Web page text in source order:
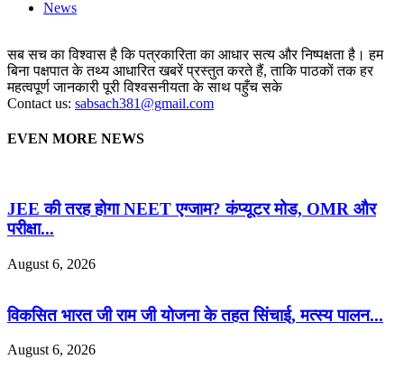
News
सब सच का विश्वास है कि पत्रकारिता का आधार सत्य और निष्पक्षता है। हम
बिना पक्षपात के तथ्य आधारित खबरें प्रस्तुत करते हैं, ताकि पाठकों तक हर
महत्वपूर्ण जानकारी पूरी विश्वसनीयता के साथ पहुँच सके
Contact us: sabsach381@gmail.com
EVEN MORE NEWS
JEE की तरह होगा NEET एग्जाम? कंप्यूटर मोड, OMR और
परीक्षा...
August 6, 2026
विकसित भारत जी राम जी योजना के तहत सिंचाई, मत्स्य पालन...
August 6, 2026